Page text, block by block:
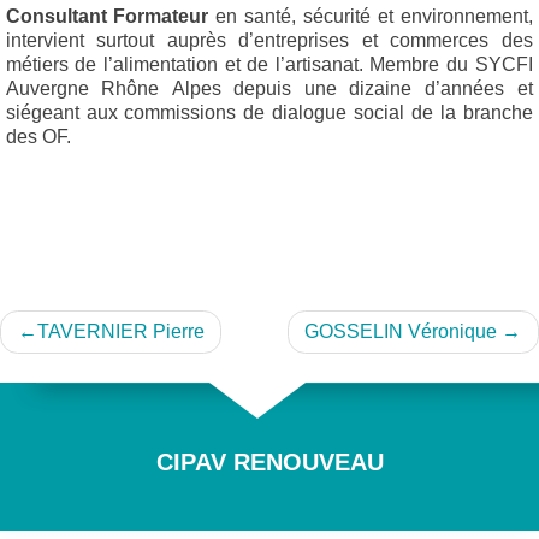
Consultant Formateuren santé, sécurité et environnement,
intervient surtout auprès d’entreprises et commerces des
métiers de l’alimentation et de l’artisanat. Membre du SYCFI
Auvergne Rhône Alpes depuis une dizaine d’années et
siégeant aux commissions de dialogue social de la branche
des OF.
Navigation
de
TAVERNIER Pierre GOSSELIN Véronique
CIPAV RENOUVEAU